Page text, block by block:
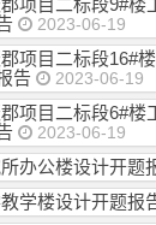
项目二标段9#楼
2023-06-19
项目二标段16#
告
2023-06-19
项目二标段6#楼
2023-06-19
办公楼设计开题
学楼设计开题报